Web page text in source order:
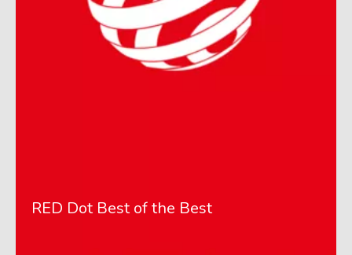
RED Dot Best of the Best